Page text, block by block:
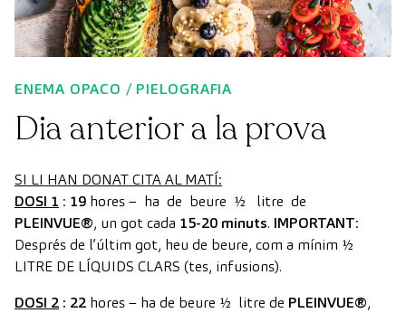
ENEMA OPACO / PIELOGRAFIA
Dia anterior a la prova
SI LI HAN DONAT CITA AL MATÍ:
DOSI 1 : 19 hores – ha de beure ½ litre de
PLEINVUE®, un got cada 15-20 minuts. IMPORTANT:
Després de l’últim got, heu de beure, com a mínim ½
LITRE DE LÍQUIDS CLARS (tes, infusions).
DOSI 2 : 22 hores – ha de beure ½ litre de PLEINVUE®,